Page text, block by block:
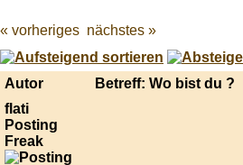
Best
online
live
casino
« vorheriges nächstes »
Autor
Betreff: Wo bist du ?
flati
Posting
Freak